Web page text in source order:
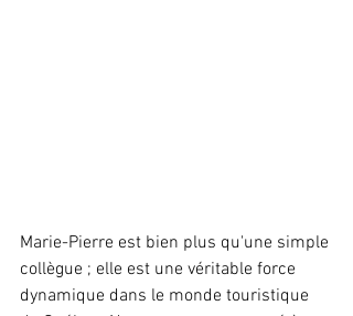
Marie-Pierre est bien plus qu'une simple
collègue ; elle est une véritable force
dynamique dans le monde touristique